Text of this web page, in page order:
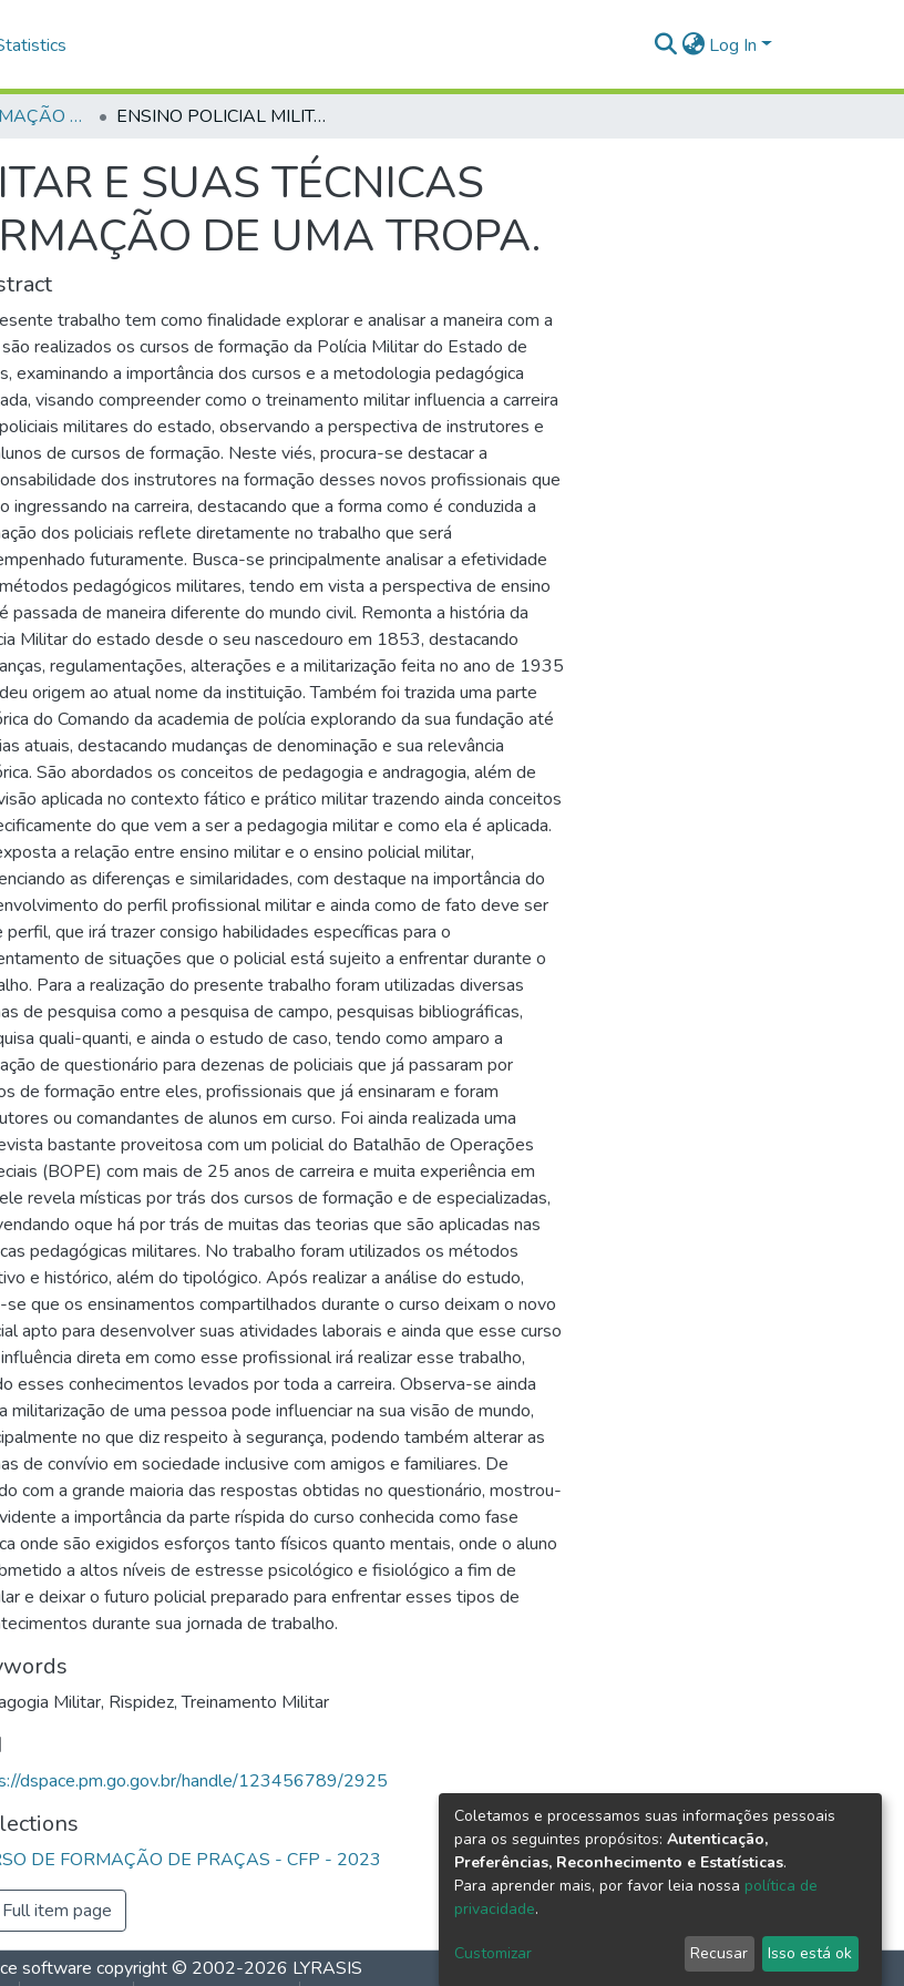
Log In
CURSO DE FORMAÇÃO DE PRAÇAS - CFP - 2023 ENSINO POLICIAL MILITAR E SUAS TÉCNICAS PEDAGÓGICAS NA FORMAÇÃO DE UMA TROPA.
E SUAS TÉCNICAS
DE UMA TROPA.
trabalho tem como finalidade explorar e analisar a maneira com a
realizados os cursos de formação da Polícia Militar do Estado de
examinando a importância dos cursos e a metodologia pedagógica
visando compreender como o treinamento militar influencia a carreira
militares do estado, observando a perspectiva de instrutores e
de cursos de formação. Neste viés, procura-se destacar a
dos instrutores na formação desses novos profissionais que
ingressando na carreira, destacando que a forma como é conduzida a
dos policiais reflete diretamente no trabalho que será
futuramente. Busca-se principalmente analisar a efetividade
pedagógicos militares, tendo em vista a perspectiva de ensino
passada de maneira diferente do mundo civil. Remonta a história da
Militar do estado desde o seu nascedouro em 1853, destacando
regulamentações, alterações e a militarização feita no ano de 1935
origem ao atual nome da instituição. Também foi trazida uma parte
do Comando da academia de polícia explorando da sua fundação até
atuais, destacando mudanças de denominação e sua relevância
São abordados os conceitos de pedagogia e andragogia, além de
aplicada no contexto fático e prático militar trazendo ainda conceitos
do que vem a ser a pedagogia militar e como ela é aplicada.
a relação entre ensino militar e o ensino policial militar,
as diferenças e similaridades, com destaque na importância do
do perfil profissional militar e ainda como de fato deve ser
perfil, que irá trazer consigo habilidades específicas para o
de situações que o policial está sujeito a enfrentar durante o
Para a realização do presente trabalho foram utilizadas diversas
de pesquisa como a pesquisa de campo, pesquisas bibliográficas,
quali-quanti, e ainda o estudo de caso, tendo como amparo a
de questionário para dezenas de policiais que já passaram por
de formação entre eles, profissionais que já ensinaram e foram
ou comandantes de alunos em curso. Foi ainda realizada uma
bastante proveitosa com um policial do Batalhão de Operações
(BOPE) com mais de 25 anos de carreira e muita experiência em
revela místicas por trás dos cursos de formação e de especializadas,
oque há por trás de muitas das teorias que são aplicadas nas
pedagógicas militares. No trabalho foram utilizados os métodos
e histórico, além do tipológico. Após realizar a análise do estudo,
se que os ensinamentos compartilhados durante o curso deixam o novo
apto para desenvolver suas atividades laborais e ainda que esse curso
direta em como esse profissional irá realizar esse trabalho,
esses conhecimentos levados por toda a carreira. Observa-se ainda
militarização de uma pessoa pode influenciar na sua visão de mundo,
no que diz respeito à segurança, podendo também alterar as
de convívio em sociedade inclusive com amigos e familiares. De
com a grande maioria das respostas obtidas no questionário, mostrou-
a importância da parte ríspida do curso conhecida como fase
onde são exigidos esforços tanto físicos quanto mentais, onde o aluno
a altos níveis de estresse psicológico e fisiológico a fim de
e deixar o futuro policial preparado para enfrentar esses tipos de
durante sua jornada de trabalho.
Militar, Rispidez,Treinamento Militar
dspace.pm.go.gov.br/handle/123456789/2925
DE FORMAÇÃO DE PRAÇAS - CFP - 2023
Full item page
software copyright © 2002-2026 LYRASIS
Coletamos e processamos suas informações pessoais
para os seguintes propósitos: Autenticação,
Preferências, Reconhecimento e Estatísticas.
Para aprender mais, por favor leia nossa política de
privacidade.
Customizar Recusar Isso está ok